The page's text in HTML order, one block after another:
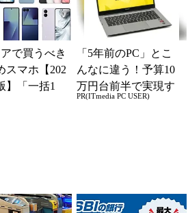
で買うべき
スマホ【202
】「一括1
「5年前のPC」とこ
んなに違う！予算10
万円台前半で実現す
る快適PCライフ
PR(ITmedia PC USER)